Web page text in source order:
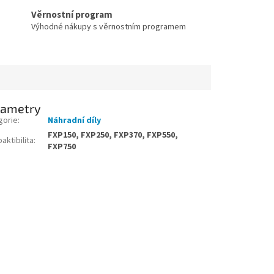
Věrnostní program
Výhodné nákupy s věrnostním programem
:
Náhradní díly
:
FXP150, FXP250, FXP370, FXP550,
FXP750